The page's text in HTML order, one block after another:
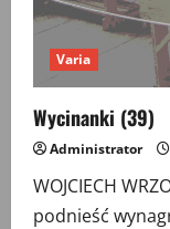
Varia
Wycinanki (39)
Administrator
WOJCIECH
podnieść